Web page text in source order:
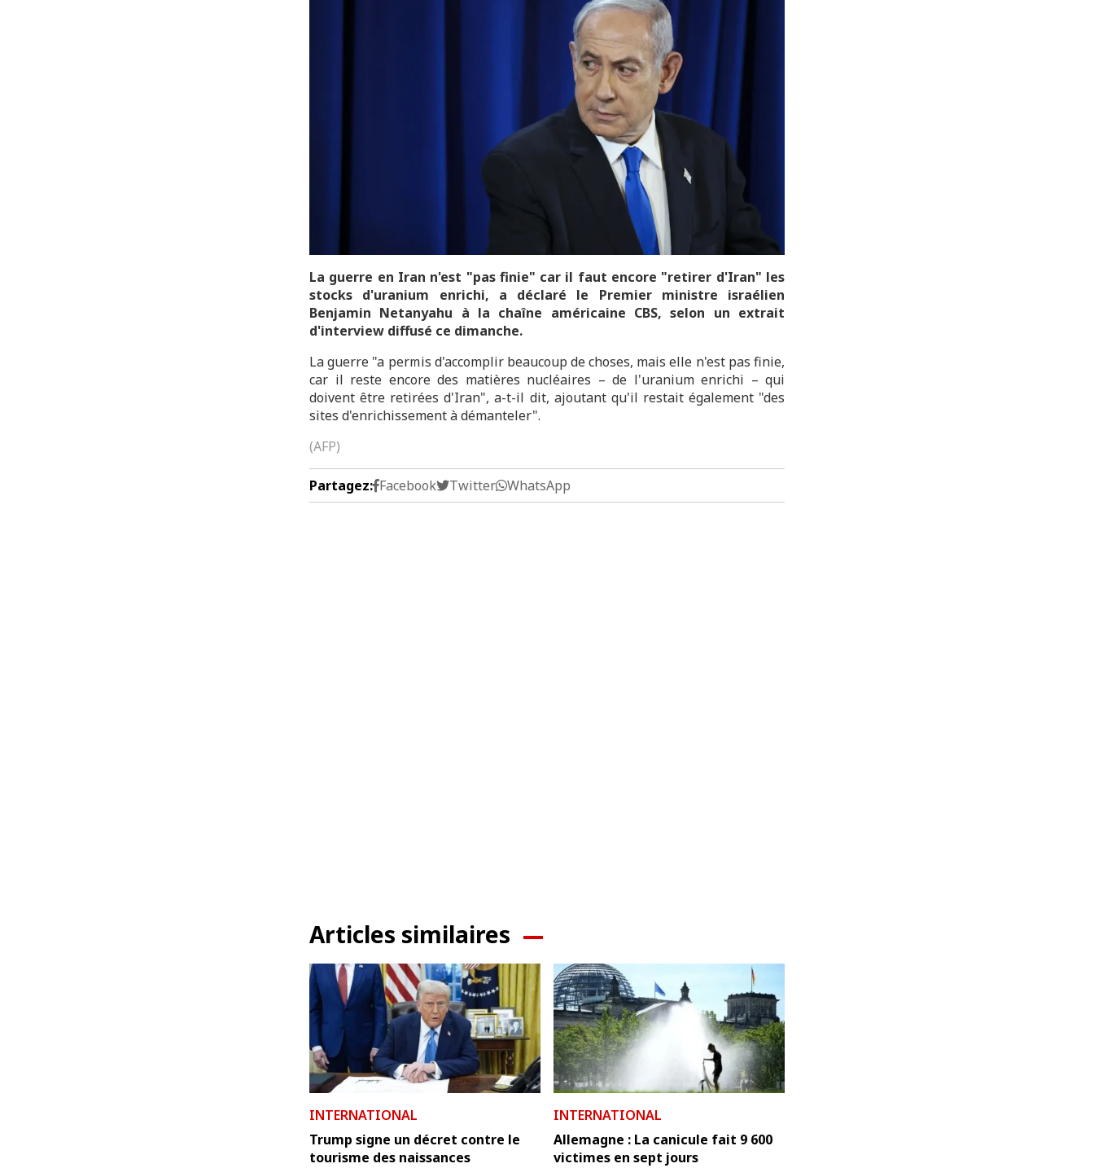
La guerre en Iran n'est "pas finie" car il faut encore "retirer d'Iran" les
stocks d'uranium enrichi, a déclaré le Premier ministre israélien
Benjamin Netanyahu à la chaîne américaine CBS, selon un extrait
d'interview diffusé ce dimanche.
La guerre "a permis d'accomplir beaucoup de choses, mais elle n'est pas finie,
car il reste encore des matières nucléaires – de l'uranium enrichi – qui
doivent être retirées d'Iran", a-t-il dit, ajoutant qu'il restait également "des
sites d'enrichissement à démanteler".
(AFP)
Partagez: Facebook Twitter WhatsApp
Articles similaires
INTERNATIONAL
Trump signe un décret contre le
tourisme des naissances
INTERNATIONAL
Allemagne : La canicule fait 9 600
victimes en sept jours